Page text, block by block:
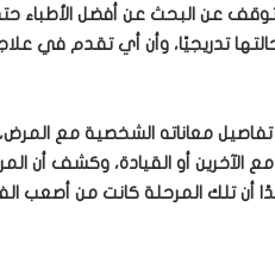
عن البحث عن أفضل الأطباء
تدريجيًا، وأن أي تقدم في
تفاصيل معاناته الشخصية مع
مع الآخرين أو القيادة، وكشف
أن تلك المرحلة كانت من أصعب